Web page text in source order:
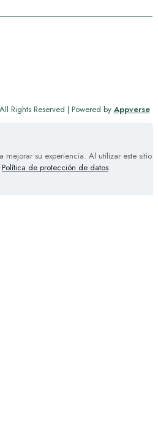
Rights Reserved | Powered by Appverse
mejorar su experiencia. Al utilizar este sitio
Política de protección de datos.